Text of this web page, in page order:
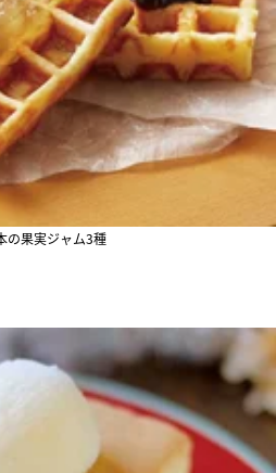
の果実ジャム3種